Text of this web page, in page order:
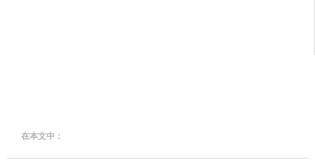
在本文中：